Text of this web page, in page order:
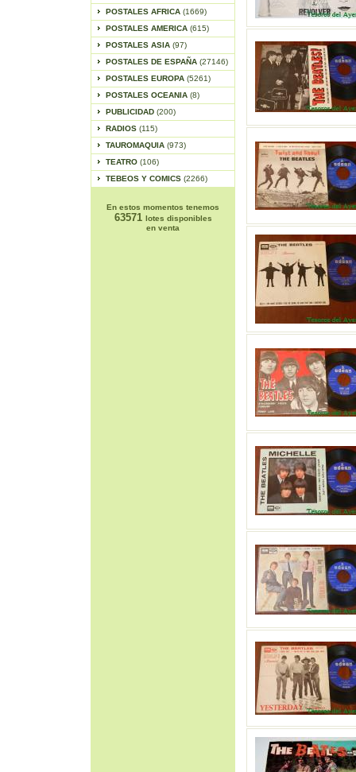
POSTALES AFRICA (1669)
POSTALES AMERICA (615)
POSTALES ASIA (97)
POSTALES DE ESPAÑA (27146)
POSTALES EUROPA (5261)
POSTALES OCEANIA (8)
PUBLICIDAD (200)
RADIOS (115)
TAUROMAQUIA (973)
TEATRO (106)
TEBEOS Y COMICS (2266)
En estos momentos tenemos
63571 lotes disponibles
en venta